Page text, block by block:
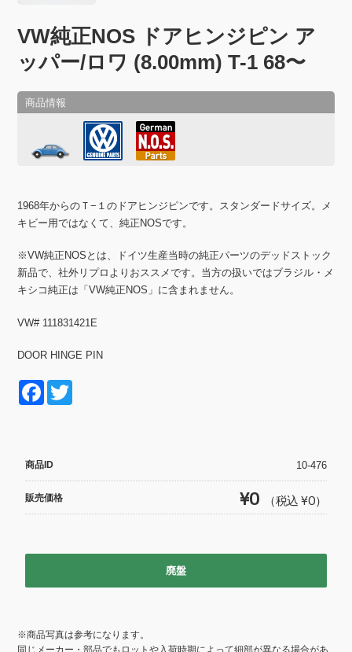
VW純正NOS ドアヒンジピン ア
ッパー/ロワ (8.00mm) T-1 68〜
1968年からのＴ−１のドアヒンジピンです。スタンダードサイズ。メ
キビー用ではなくて、純正NOSです。
※VW純正NOSとは、ドイツ生産当時の純正パーツのデッドストック
新品で、社外リプロよりおススメです。当方の扱いではブラジル・メ
キシコ純正は「VW純正NOS」に含まれません。
VW# 111831421E
DOOR HINGE PIN
F
e
b
o
商品ID 10-476
販売価格 ¥0 （税込 ¥0）
廃盤
※商品写真は参考になります。
同じメーカー・部品でもロットや入荷時期によって細部が異なる場合があ